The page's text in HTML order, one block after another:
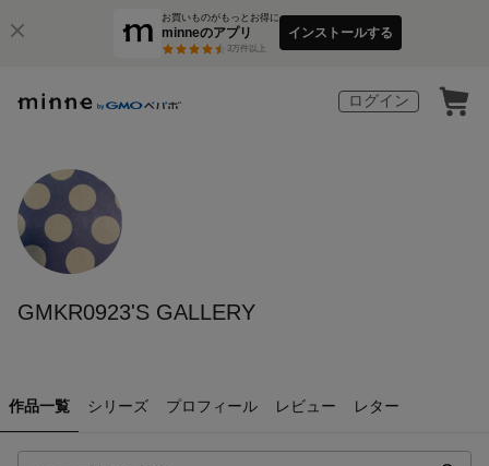
お買いものがもっとお得に
minneのアプリ
3万件以上
インストールする
ログイン
GMKR0923'S GALLERY
作品一覧 シリーズ プロフィール レビュー レター